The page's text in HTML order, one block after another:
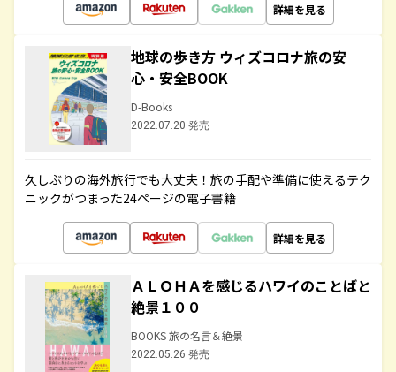
詳細を見る
地球の歩き方 ウィズコロナ旅の安
心・安全BOOK
D-Books
2022.07.20 発売
久しぶりの海外旅行でも大丈夫！旅の手配や準備に使えるテク
ニックがつまった24ページの電子書籍
詳細を見る
ＡＬＯＨＡを感じるハワイのことばと
絶景１００
BOOKS 旅の名言＆絶景
2022.05.26 発売